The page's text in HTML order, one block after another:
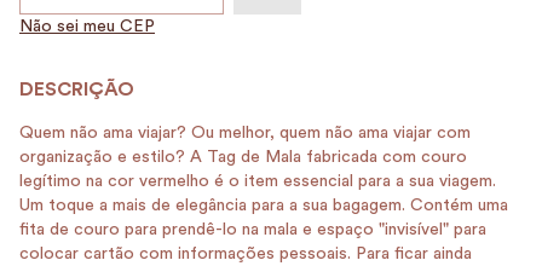
Não sei meu CEP
Quem não ama viajar? Ou melhor, quem não ama viajar com
organização e estilo? A Tag de Mala fabricada com couro
legítimo na cor vermelho é o item essencial para a sua viagem.
Um toque a mais de elegância para a sua bagagem. Contém uma
fita de couro para prendê-lo na mala e espaço "invisível" para
colocar cartão com informações pessoais. Para ficar ainda